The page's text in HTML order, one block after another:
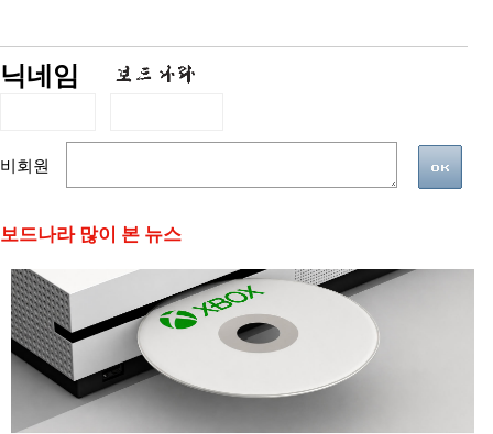
닉네임
비회원
보드나라 많이 본 뉴스